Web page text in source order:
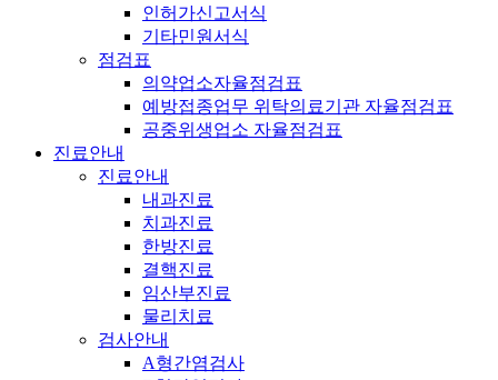
인허가신고서식
기타민원서식
점검표
의약업소자율점검표
예방접종업무 위탁의료기관 자율점검표
공중위생업소 자율점검표
진료안내
진료안내
내과진료
치과진료
한방진료
결핵진료
임산부진료
물리치료
검사안내
A형간염검사